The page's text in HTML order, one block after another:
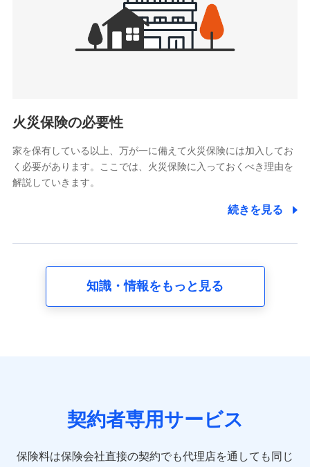
被紹介者への連絡、及び当社と取引のあるもしくは委託を受
けている保険会社・提携会社の保険その他に関する情報を提
供し、金融商品等の契約を勧奨するため
アンケートやキャンペーン等の実施のため
電話対応の品質向上およびお問合せ内容の正確な把握のため
6.採用応募者の個人情報
採用選考および入社手続を実施するため
8.取引先個人情報
取引先としての選定業務、営業情報の提供業務、契約締結手
10.受託業務の 個人情報
火災保険の必要性
家を保有している以上、万が一に備えて火災保険には加入してお
く必要があります。ここでは、火災保険に入っておくべき理由を
解説していきます。
続きを見る
知識・情報をもっと見る
契約者専用サービス
保険料は保険会社直接の契約でも代理店を通しても同じ